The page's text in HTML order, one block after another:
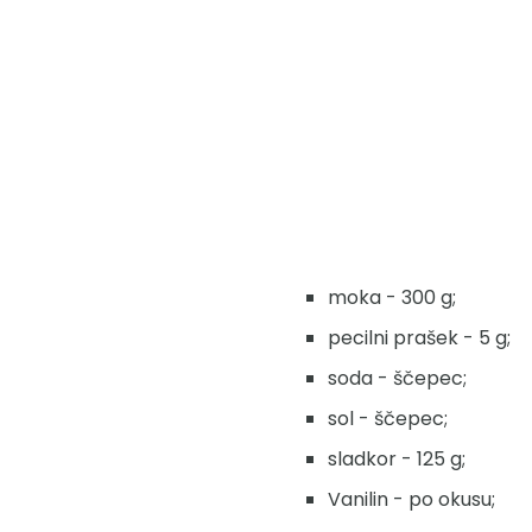
moka - 300 g;
pecilni prašek - 5 g;
soda - ščepec;
sol - ščepec;
sladkor - 125 g;
Vanilin - po okusu;